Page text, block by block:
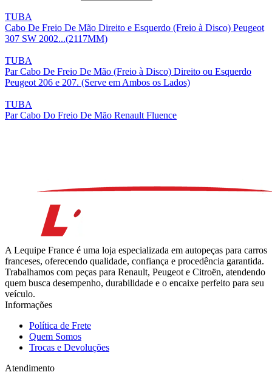
TUBA
Cabo De Freio De Mão Direito e Esquerdo (Freio à Disco) Peugeot
307 SW 2002...(2117MM)
TUBA
Par Cabo De Freio De Mão (Freio à Disco) Direito ou Esquerdo
Peugeot 206 e 207. (Serve em Ambos os Lados)
TUBA
Par Cabo Do Freio De Mão Renault Fluence
A Lequipe France é uma loja especializada em autopeças para carros
franceses, oferecendo qualidade, confiança e procedência garantida.
Trabalhamos com peças para Renault, Peugeot e Citroën, atendendo
quem busca desempenho, durabilidade e o encaixe perfeito para seu
veículo.
Informações
Política de Frete
Quem Somos
Trocas e Devoluções
Atendimento